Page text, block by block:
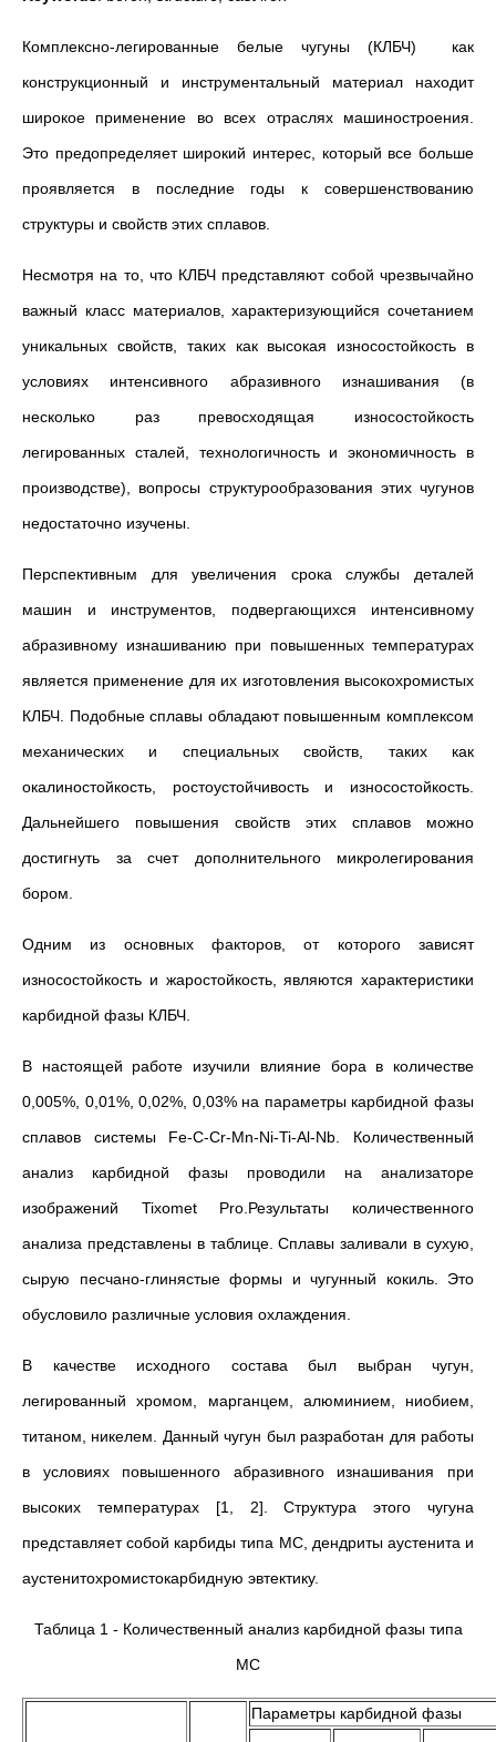
Комплексно-легированные белые чугуны (КЛБЧ) как
конструкционный и инструментальный материал находит
широкое применение во всех отраслях машиностроения.
Это предопределяет широкий интерес, который все больше
проявляется в последние годы к совершенствованию
структуры и свойств этих сплавов.
Несмотря на то, что КЛБЧ представляют собой чрезвычайно
важный класс материалов, характеризующийся сочетанием
уникальных свойств, таких как высокая износостойкость в
условиях интенсивного абразивного изнашивания (в
несколько раз превосходящая износостойкость
легированных сталей, технологичность и экономичность в
производстве), вопросы структурообразования этих чугунов
недостаточно изучены.
Перспективным для увеличения срока службы деталей
машин и инструментов, подвергающихся интенсивному
абразивному изнашиванию при повышенных температурах
является применение для их изготовления высокохромистых
КЛБЧ. Подобные сплавы обладают повышенным комплексом
механических и специальных свойств, таких как
окалиностойкость, ростоустойчивость и износостойкость.
Дальнейшего повышения свойств этих сплавов можно
достигнуть за счет дополнительного микролегирования
бором.
Одним из основных факторов, от которого зависят
износостойкость и жаростойкость, являются характеристики
карбидной фазы КЛБЧ.
В настоящей работе изучили влияние бора в количестве
0,005%, 0,01%, 0,02%, 0,03% на параметры карбидной фазы
сплавов системы Fe-C-Cr-Mn-Ni-Ti-Al-Nb. Количественный
анализ карбидной фазы проводили на анализаторе
изображений Tixomet Pro.Результаты количественного
анализа представлены в таблице. Сплавы заливали в сухую,
сырую песчано-глинястые формы и чугунный кокиль. Это
обусловило различные условия охлаждения.
В качестве исходного состава был выбран чугун,
легированный хромом, марганцем, алюминием, ниобием,
титаном, никелем. Данный чугун был разработан для работы
в условиях повышенного абразивного изнашивания при
высоких температурах [1, 2]. Структура этого чугуна
представляет собой карбиды типа МС, дендриты аустенита и
аустенитохромистокарбидную эвтектику.
Таблица 1 - Количественный анализ карбидной фазы типа
МС
Параметры карбидной фазы